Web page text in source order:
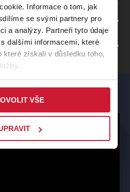
Informace o tom, jak
se svými partnery pro
a analýzy. Partneři tyto údaje
dalšími informacemi, které
které získali v důsledku toho,
VŠE
divákůa zapomenutí na starosti
choreografie, návrhy kostýmů,
připravujeme sami.
ZOBRAZIT NA MAPĚ
TECHTLE MECHTLE REVUE